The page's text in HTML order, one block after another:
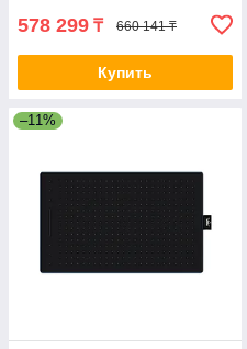
578 299 ₸ 660 141 ₸
Купить
–11%